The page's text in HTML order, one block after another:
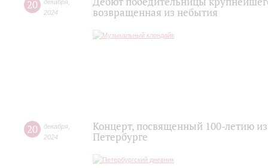
20 декабря
2024
возвращенная из небытия
20 декабря
2024
Концерт, посвященный 100-летию
Петербурге